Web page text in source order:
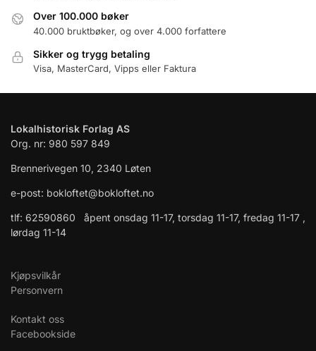
Over 100.000 bøker
40.000 bruktbøker, og over 4.000 forfattere
Sikker og trygg betaling
Visa, MasterCard, Vipps eller Faktura
Lokalhistorisk Forlag AS
Org. nr: 980 597 849
Brennerivegen 10, 2340 Løten
e-post: bokloftet@bokloftet.no
tlf: 62590860 åpent onsdag 11-17, torsdag 11-17, fredag 11-17 ,
lørdag 11-14
Kjøpsvilkår
Personvern
Kontakt oss
Facebookside